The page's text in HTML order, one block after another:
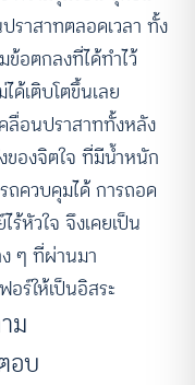
ราสาทตลอดเวลา ทั้ง
ข้อตกลงที่ได้ทำไว้
ด้เติบโตขึ้นเลย
ลื่อนปราสาททั้งหลัง
ของจิตใจ ที่มีน้ำหนัก
ถควบคุมได้ การถอด
หัวใจ จึงเคยเป็น
ๆ ที่ผ่านมา
ร์ให้เป็นอิสระ
ม
อบ